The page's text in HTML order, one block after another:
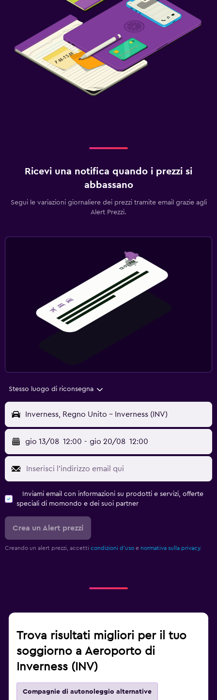
Ricevi una notifica quando i prezzi si
abbassano
Segui le variazioni giornaliere dei prezzi tramite email grazie agli
Alert Prezzi.
Stesso luogo di riconsegna
Inverness, Regno Unito - Inverness (INV)
gio 13/08 12:00 - gio 20/08 12:00
Inviami email con informazioni su prodotti e servizi, offerte
speciali di momondo e dei suoi partner
Crea un Alert prezzi
Creando un alert prezzi, accetti condizioni d'uso e normativa sulla privacy.
Trova risultati migliori per il tuo
soggiorno a Aeroporto di
Inverness (INV)
Compagnie di autonoleggio alternative